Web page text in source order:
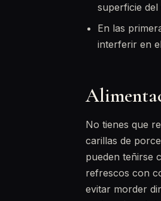
superficie
En las
interferir en
No tienes que
carillas de
pueden teñirse
refrescos con
evitar morder